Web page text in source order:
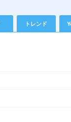
トレンド